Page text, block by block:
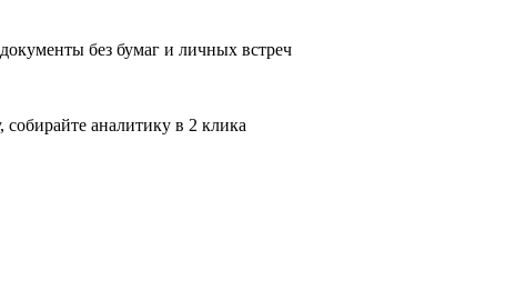
без бумаг и личных встреч
собирайте аналитику в 2 клика